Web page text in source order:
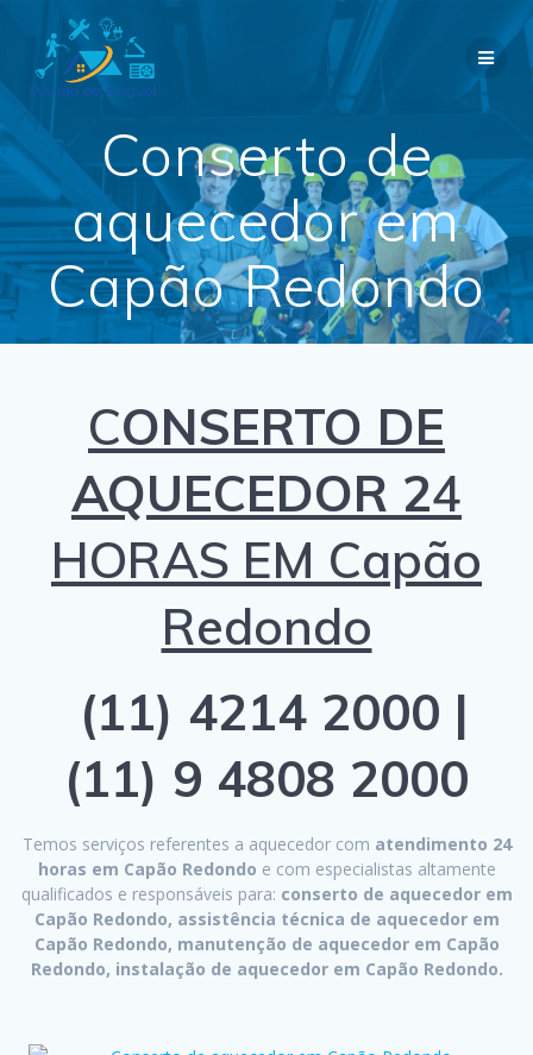
Conserto de
aquecedor em
Capão Redondo
CONSERTO DE
AQUECEDOR 24
HORAS EM Capão
Redondo
(11) 4214 2000 |
(11) 9 4808 2000
Temos serviços referentes a aquecedor com atendimento 24
horas em Capão Redondo e com especialistas altamente
qualificados e responsáveis para: conserto de aquecedor em
Capão Redondo, assistência técnica de aquecedor em
Capão Redondo, manutenção de aquecedor em Capão
Redondo, instalação de aquecedor em Capão Redondo.